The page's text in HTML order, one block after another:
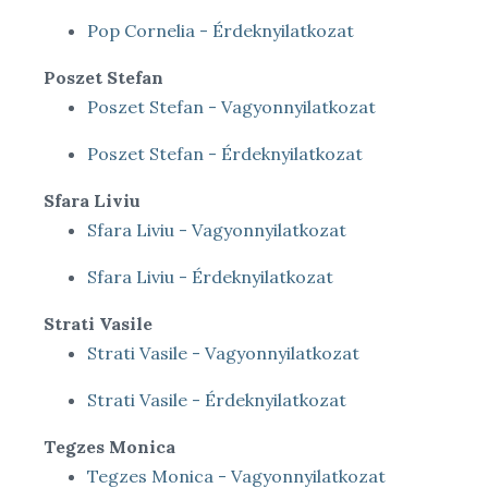
Pop Cornelia - Érdeknyilatkozat
Poszet Stefan
Poszet Stefan - Vagyonnyilatkozat
Poszet Stefan - Érdeknyilatkozat
Sfara Liviu
Sfara Liviu - Vagyonnyilatkozat
Sfara Liviu - Érdeknyilatkozat
Strati Vasile
Strati Vasile - Vagyonnyilatkozat
Strati Vasile - Érdeknyilatkozat
Tegzes Monica
Tegzes Monica - Vagyonnyilatkozat